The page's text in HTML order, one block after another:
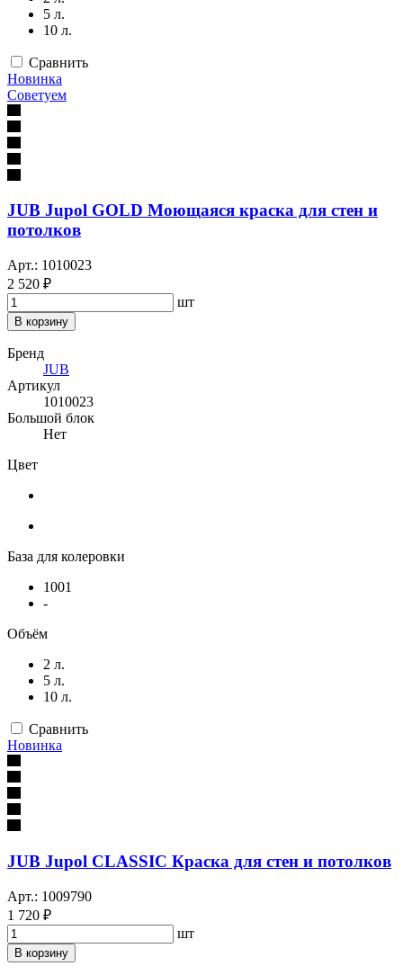
5 л.
10 л.
Сравнить
Новинка
Советуем
JUB Jupol GOLD Моющаяся краска для стен и
потолков
Арт.: 1010023
2 520 ₽
шт
В корзину
Бренд
JUB
Артикул
1010023
Большой блок
Нет
Цвет
База для колеровки
1001
-
Объём
2 л.
5 л.
10 л.
Сравнить
Новинка
JUB Jupol CLASSIC Краска для стен и потолков
Арт.: 1009790
1 720 ₽
шт
В корзину